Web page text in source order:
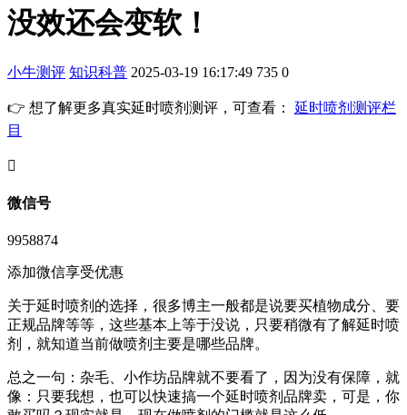
没效还会变软！
小牛测评 知识科普 2025-03-19 16:17:49 735 0
👉 想了解更多真实延时喷剂测评，可查看： 延时喷剂测评栏
目
󦘖
微信号
9958874
添加微信享受优惠
关于延时喷剂的选择，很多博主一般都是说要买植物成分、要
正规品牌等等，这些基本上等于没说，只要稍微有了解延时喷
剂，就知道当前做喷剂主要是哪些品牌。
总之一句：杂毛、小作坊品牌就不要看了，因为没有保障，就
像：只要我想，也可以快速搞一个延时喷剂品牌卖，可是，你